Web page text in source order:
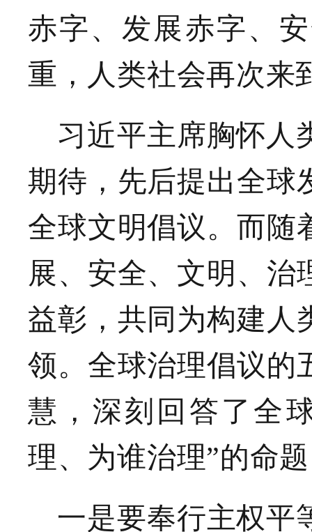
赤字、发展赤字、
重，人类社会再次来
习近平主席胸怀人
期待，先后提出全球
全球文明倡议。而随
展、安全、文明、治
益彰，共同为构建人
领。全球治理倡议的
慧，深刻回答了全
理、为谁治理”的命
一是要奉行主权平